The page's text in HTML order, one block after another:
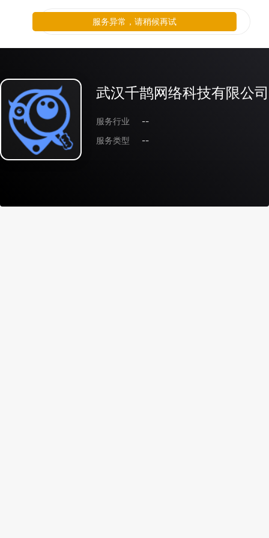
武汉千鹊网络科技有限公司
服务行业
--
服务类型
--
服务异常，请稍候再试